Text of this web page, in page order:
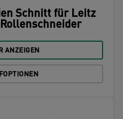
Schnitt für Leitz
ANZEIGEN